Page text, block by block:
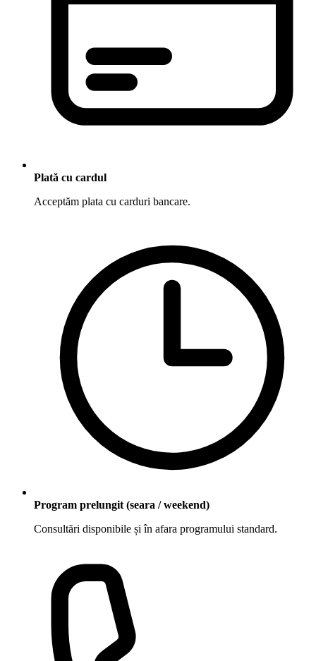
Plată cu cardul
Acceptăm plata cu carduri bancare.
Program prelungit (seara / weekend)
Consultări disponibile și în afara programului standard.